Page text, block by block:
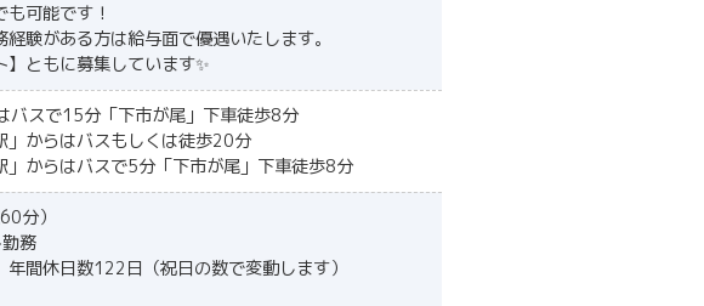
可能です！
験がある方は給与面で優遇いたします。
】ともに募集しています✨
バスで15分「下市が尾」下車徒歩8分
」からはバスもしくは徒歩20分
」からはバスで5分「下市が尾」下車徒歩8分
分）
務
間休日数122日（祝日の数で変動します）